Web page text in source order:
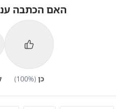
האם הכתבה
כן (
100%)